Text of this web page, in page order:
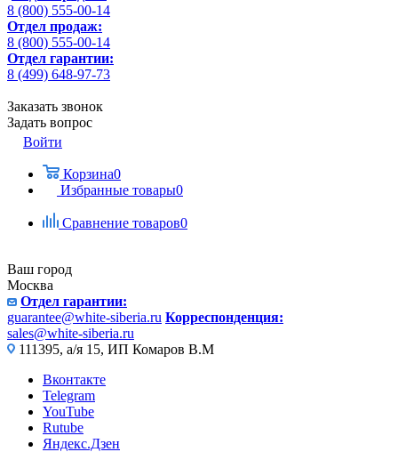
8 (800) 555-00-14
Отдел продаж:
8 (800) 555-00-14
Отдел гарантии:
8 (499) 648-97-73
Заказать звонок
Задать вопрос
Войти
Корзина0
Избранные товары0
Сравнение товаров0
Ваш город
Москва
Отдел гарантии:
guarantee@white-siberia.ru Корреспонденция:
sales@white-siberia.ru
111395, а/я 15, ИП Комаров В.М
Вконтакте
Telegram
YouTube
Rutube
Яндекс.Дзен